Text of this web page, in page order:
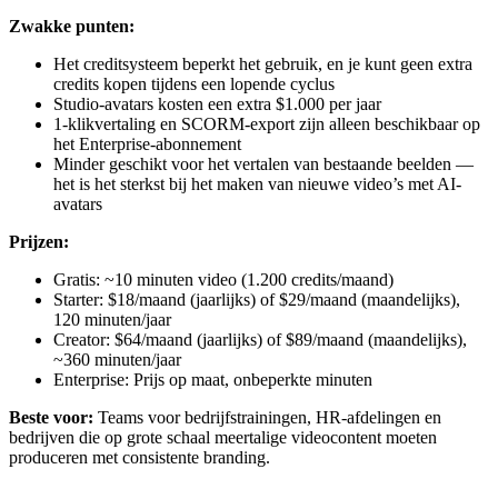
Zwakke punten:
Het creditsysteem beperkt het gebruik, en je kunt geen extra
credits kopen tijdens een lopende cyclus
Studio-avatars kosten een extra $1.000 per jaar
1-klikvertaling en SCORM-export zijn alleen beschikbaar op
het Enterprise-abonnement
Minder geschikt voor het vertalen van bestaande beelden —
het is het sterkst bij het maken van nieuwe video’s met AI-
avatars
Prijzen:
Gratis: ~10 minuten video (1.200 credits/maand)
Starter: $18/maand (jaarlijks) of $29/maand (maandelijks),
120 minuten/jaar
Creator: $64/maand (jaarlijks) of $89/maand (maandelijks),
~360 minuten/jaar
Enterprise: Prijs op maat, onbeperkte minuten
Beste voor: Teams voor bedrijfstrainingen, HR-afdelingen en
bedrijven die op grote schaal meertalige videocontent moeten
produceren met consistente branding.